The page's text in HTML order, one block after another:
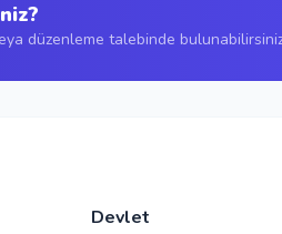
düzenleme talebinde
Devlet